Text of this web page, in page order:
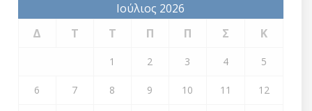
Ιούλιος 2026
Δ
Τ Τ Π Π Σ Κ
1 2 3 4 5
6 7 8 9 10 11 12